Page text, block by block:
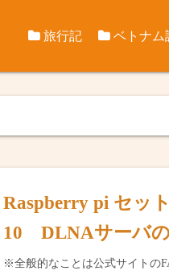
旅行記
旅行データ 訪
ベ
ベトナム
つれづれ日
Raspberry pi セッ
10 DLNAサーバ
※全般的なことは公式サイトの